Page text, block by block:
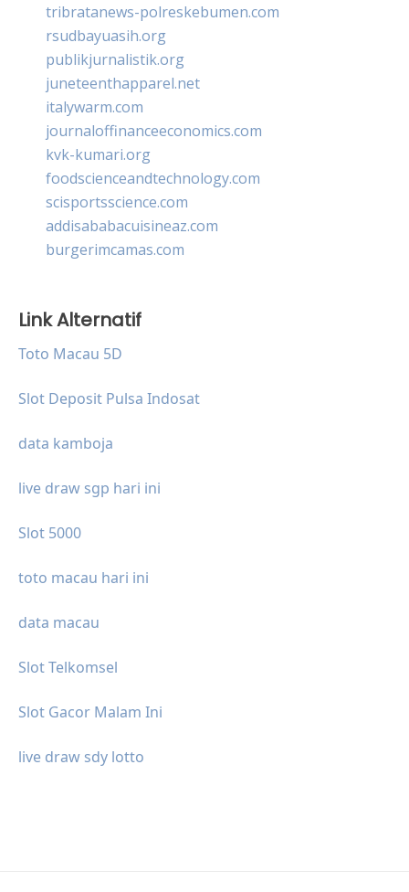
tribratanews-polreskebumen.com
rsudbayuasih.org
publikjurnalistik.org
juneteenthapparel.net
italywarm.com
journaloffinanceeconomics.com
kvk-kumari.org
foodscienceandtechnology.com
scisportsscience.com
addisababacuisineaz.com
burgerimcamas.com
Link Alternatif
Toto Macau 5D
Slot Deposit Pulsa Indosat
data kamboja
live draw sgp hari ini
Slot 5000
toto macau hari ini
data macau
Slot Telkomsel
Slot Gacor Malam Ini
live draw sdy lotto